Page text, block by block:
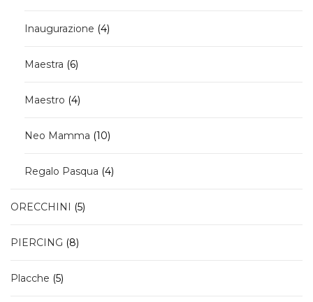
Inaugurazione 44
Maestra
66
Maestro 44
Neo Mamma 1010
Regalo Pasqua 44
ORECCHINI
55
PIERCING
88
Placche 55